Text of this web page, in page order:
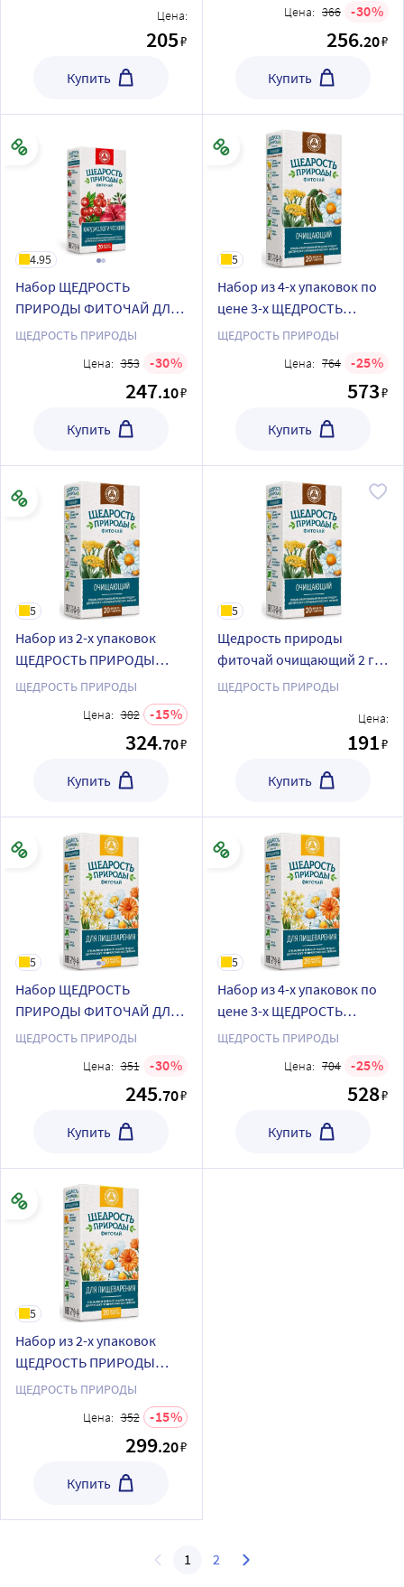
растворимый 5 гр 12 шт.Цена:
205₽
Купить
ПРИРОДЫ ФИТОЧАЙ
ОЧИЩАЮЩИЙ фильтр-
Цена: 366 30
256.20₽
Купить
4.95
Набор ЩЕДРОСТЬ
ПРИРОДЫ ФИТОЧАЙ ДЛЯ
ПИЩЕВАРЕНИЯ фильтр-
ПРИРОДЫ ФИТОЧАЙ
КАРДИОЛОГИЧЕСКИЙ
ЩЕДРОСТЬ ПРИРОДЫ
Цена: 353 30
247.10₽
Купить
5
Набор из 4-х упаковок по
цене 3-х ЩЕДРОСТЬ
ПРИРОДЫ ФИТОЧАЙ
ЩЕДРОСТЬ ПРИРОДЫ
Цена: 764 25
573₽
Купить
5
Набор из 2-х упаковок
ЩЕДРОСТЬ ПРИРОДЫ
ФИТОЧАЙ ОЧИЩАЮЩИЙ
фильтр-пакеты (20шт) со
ЩЕДРОСТЬ ПРИРОДЫ
Цена: 382 15
324.70₽
Купить
5
Щедрость природы
фиточай очищающий 2 гр
20 шт. ф/п
ЩЕДРОСТЬ ПРИРОДЫ
Цена:
191₽
Купить
5
Набор ЩЕДРОСТЬ
ПРИРОДЫ ФИТОЧАЙ ДЛЯ
ИММУНИТЕТА фильтр-
ПРИРОДЫ ФИТОЧАЙ ДЛЯ
ПИЩЕВАРЕНИЯ фильтр-
ЩЕДРОСТЬ ПРИРОДЫ
Цена: 351 30
245.70₽
Купить
5
Набор из 4-х упаковок по
цене 3-х ЩЕДРОСТЬ
ПРИРОДЫ ФИТОЧАЙ ДЛЯ
ЩЕДРОСТЬ ПРИРОДЫ
Цена: 704 25
528₽
Купить
5
Набор из 2-х упаковок
ЩЕДРОСТЬ ПРИРОДЫ
ФИТОЧАЙ ДЛЯ
ПИЩЕВАРЕНИЯ фильтр-
пакеты (20шт) со скидкой
ЩЕДРОСТЬ ПРИРОДЫ
Цена: 352 15
299.20₽
Купить
1 2